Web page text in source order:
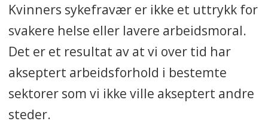
Kvinners sykefravær er ikke et uttrykk for
svakere helse eller lavere arbeidsmoral.
Det er et resultat av at vi over tid har
akseptert arbeidsforhold i bestemte
sektorer som vi ikke ville akseptert andre
steder.